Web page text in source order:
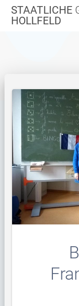
STAATLICHE
HOLLFELD